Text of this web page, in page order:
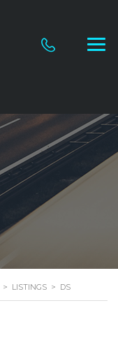
> LISTINGS > DS